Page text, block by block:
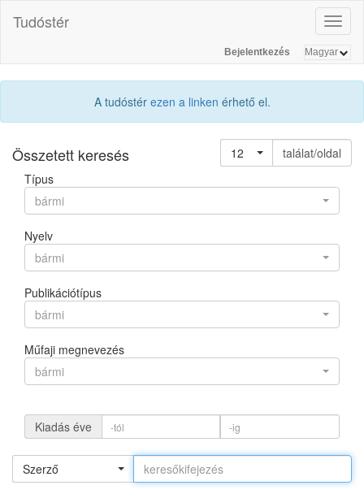
Tudóstér
Bejelentkezés
A tudóstér ezen a linken érhető el.
Összetett keresés 12
találat/oldal
Típus
bármi
Nyelv
bármi
Publikációtípus
bármi
Műfaji megnevezés
bármi
Kiadás éve
Szerző